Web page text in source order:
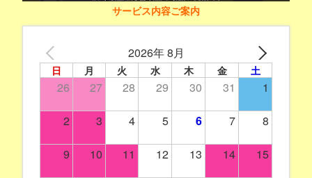
サービス内容ご案内
2026年 8月
日 月 火 水 木 金 土
26 27 28 29 30 31 1
2 3 4 5 6 7 8
9 10 11 12 13 14 15